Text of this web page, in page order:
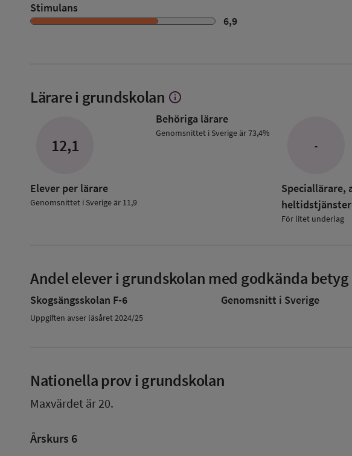
Stimulans
6,9
Lärare i grundskolan Visa
om
Lärare
info
12,1
Elever per lärare
Genomsnittet i Sverige är 11,9
Behöriga lärare
Genomsnittet i Sverige är 73,4%
-
Speciallärare,
heltidstjänster
För litet underlag
Andel elever i grundskolan med godkända betyg
Skogsängsskolan F-6 Genomsnitt i Sverige
Uppgiften avser läsåret 2024/25
Nationella prov i grundskolan
Maxvärdet är 20.
Årskurs 6